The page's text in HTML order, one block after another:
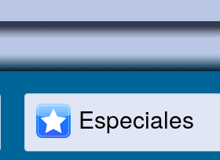
Especiales